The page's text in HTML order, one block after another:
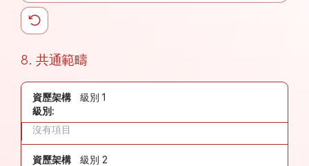
8. 共通範疇
資歷架構
級別:
級別 1
沒有項目
資歷架構
級別 2